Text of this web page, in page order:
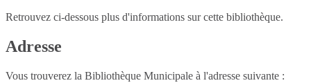
Retrouvez ci-dessous plus d'informations sur cette bibliothèque.
Adresse
Vous trouverez la Bibliothèque Municipale à l'adresse suivante :